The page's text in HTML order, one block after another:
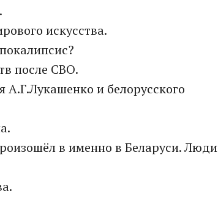
искусства.
после СВО.
А.Г.Лукашенко и белорусского
в именно в Беларуси. Люди